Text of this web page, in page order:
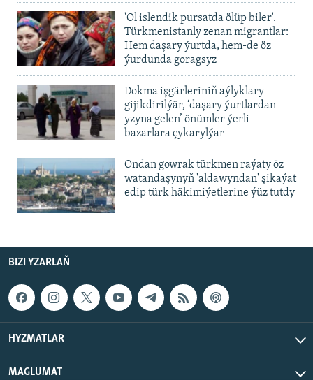
'Ol islendik pursatda ölüp biler'.
Türkmenistanly zenan migrantlar:
Hem daşary ýurtda, hem-de öz
ýurdunda goragsyz
Dokma işgärleriniň aýlyklary
gijikdirilýär, ‘daşary ýurtlardan
yzyna gelen’ önümler ýerli
bazarlara çykarylýar
Ondan gowrak türkmen raýaty öz
watandaşynyň 'aldawyndan' şikaýat
edip türk häkimiýetlerine ýüz tutdy
BIZI YZARLAŇ
HYZMATLAR
MAGLUMAT